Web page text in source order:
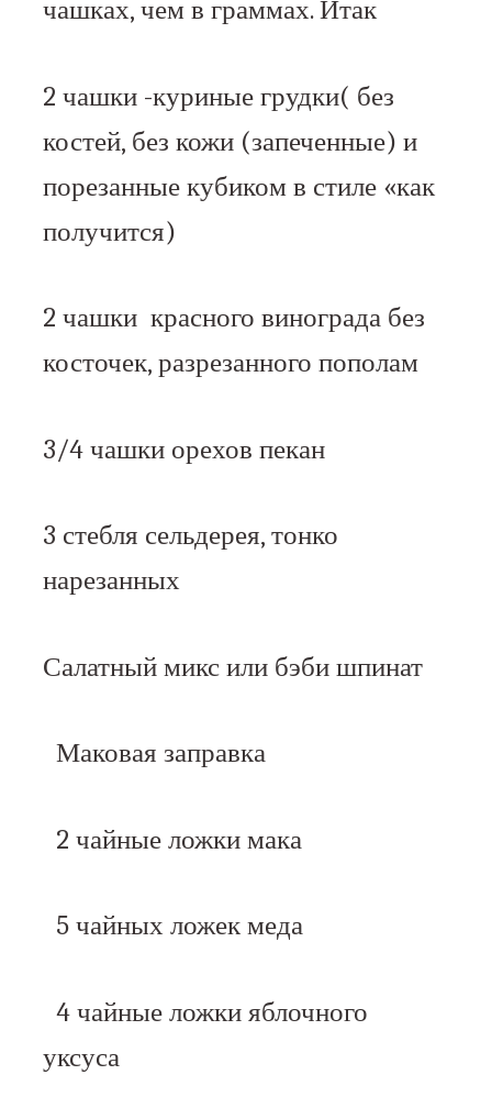
чашках, чем в граммах. Итак
2 чашки -куриные грудки( без
костей, без кожи (запеченные) и
порезанные кубиком в стиле «как
получится)
2 чашки красного винограда без
косточек, разрезанного пополам
3/4 чашки орехов пекан
3 стебля сельдерея, тонко
нарезанных
Салатный микс или бэби шпинат
Маковая заправка
2 чайные ложки мака
5 чайных ложек меда
4 чайные ложки яблочного
уксуса